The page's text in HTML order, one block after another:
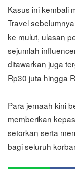
Kasus ini kembali
Travel
ke mulut, ulasan
sejumlah
ditawarkan juga
Rp30 juta hingga
Para jemaah kini
memberikan
setorkan serta
bagi seluruh